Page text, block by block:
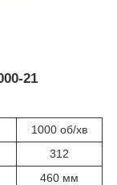
21
1000 об/хв
312
460 мм